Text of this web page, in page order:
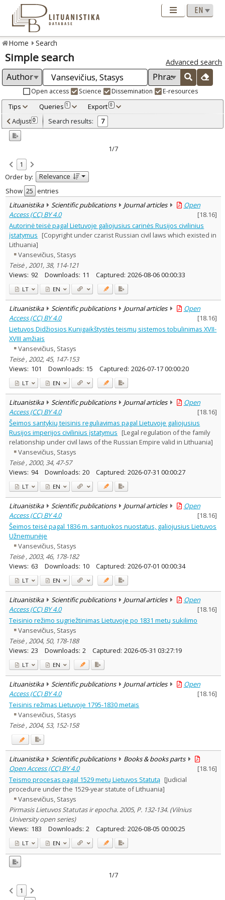
Home Search
Simple search Advanced search
Open access Science Dissemination E-resources
Tips Queries 1 Export 0
Adjusted by criteria 0
Year
Refine
Open access
Scientific publications 7
Document Type:
Books & books parts 1
Journal articles 6
Subject area:
History 1
Law 6
Text language
Country of publication
Historical periods
Lithuanian place names
Subject
Journal
Adjust 0 Search results: 7
1/7
1
Order by:
Relevance
Show
entries
Lituanistika
Scientific publications Journal articles
Open
Access (CC) BY 4.0
[18.16]
Autorinė teisė pagal Lietuvoje galiojusius carinės Rusijos civilinius
įstatymus [Copyright under czarist Russian civil laws which existed in
Lithuania]
Vansevičius, Stasys
Teisė , 2001, 38, 114-121
Views: 92 Downloads: 11 Captured: 2026-08-06 00:00:33
LT EN
Lituanistika Scientific publications Journal articles
Open
Access (CC) BY 4.0
[18.16]
Lietuvos Didžiosios Kunigaikštystės teismų sistemos tobulinimas XVII-
XVIII amžiais
Vansevičius, Stasys
Teisė , 2002, 45, 147-153
Views: 101 Downloads: 15 Captured: 2026-07-17 00:00:20
LT EN
Lituanistika Scientific publications Journal articles
Open
Access (CC) BY 4.0
[18.16]
Šeimos santykių teisinis reguliavimas pagal Lietuvoje galiojusius
Rusijos imperijos civilinius įstatymus [Legal regulation of the family
relationship under civil laws of the Russian Empire valid in Lithuania]
Vansevičius, Stasys
Teisė , 2000, 34, 47-57
Views: 94 Downloads: 20 Captured: 2026-07-31 00:00:27
LT EN
Lituanistika Scientific publications Journal articles
Open
Access (CC) BY 4.0
[18.16]
Šeimos teisė pagal 1836 m. santuokos nuostatus, galiojusius Lietuvos
Užnemunėje
Vansevičius, Stasys
Teisė , 2003, 46, 178-182
Views: 63 Downloads: 10 Captured: 2026-07-01 00:00:34
LT EN
Lituanistika Scientific publications Journal articles
Open
Access (CC) BY 4.0
[18.16]
Teisinio režimo sugriežtinimas Lietuvoje po 1831 metų sukilimo
Vansevičius, Stasys
Teisė , 2004, 50, 178-188
Views: 23 Downloads: 2 Captured: 2026-05-31 03:27:19
LT EN
Lituanistika Scientific publications Journal articles
Open
Access (CC) BY 4.0
[18.16]
Teisinis režimas Lietuvoje 1795-1830 metais
Vansevičius, Stasys
Teisė , 2004, 53, 152-158
Lituanistika Scientific publications
Books & books parts
Open Access (CC) BY 4.0
[18.16]
Teismo procesas pagal 1529 metų Lietuvos Statutą [Judicial
procedure under the 1529-year statute of Lithuania]
Vansevičius, Stasys
Pirmasis Lietuvos Statutas ir epocha. 2005, P. 132-134. (Vilnius
University open series)
Views: 183 Downloads: 2 Captured: 2026-08-05 00:00:25
LT EN
1/7
1